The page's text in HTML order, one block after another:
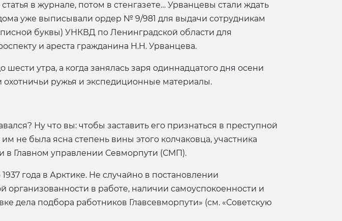
в журнале, потом в стенгазете… Урванцевы стали ждать
уже выписывали ордер № 9/981 для выдачи сотрудникам
буквы) УНКВД по Ленинградской области для
и ареста гражданина Н.Н. Урванцева.
утра, а когда занялась заря одиннадцатого дня осени
охотничьи ружья и экспедиционные материалы.
Ну что вы: чтобы заставить его признаться в преступной
не была ясна степень вины этого колчаковца, участника
в Главном управлении Севморпути (СМП).
года в Арктике. Не случайно в постановлении
организованности в работе, наличии самоуспокоенности и
дела подбора работников Главсевморпути» (см. «Советскую